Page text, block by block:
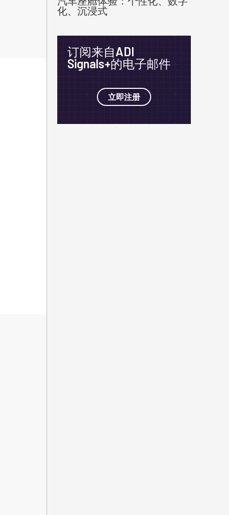
化、沉浸式
订阅来自ADI
Signals+的电子邮件
立即注册